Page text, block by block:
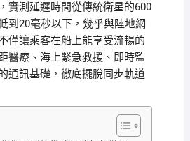
實測延遲時間從傳統衛星的600
到20毫秒以下，幾乎與陸地網
僅讓乘客在船上能享受流暢的
醫療、海上緊急救援、即時監
通訊基礎，徹底擺脫同步軌道